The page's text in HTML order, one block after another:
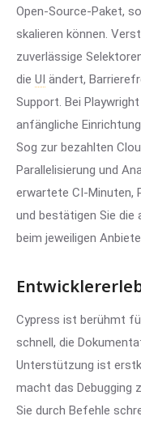
Open-Source-Paket,
skalieren können.
zuverlässige
die UI ändert,
Support. Bei
anfängliche
Sog zur bezahlten
Parallelisierung und
erwartete CI-Minuten,
und bestätigen Sie die
beim jeweiligen
Cypress ist berühmt
schnell, die
Unterstützung ist
macht das Debugging
Sie durch Befehle